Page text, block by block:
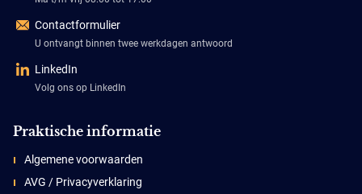
Contactformulier
U ontvangt binnen twee werkdagen antwoord
LinkedIn
Volg ons op LinkedIn
Praktische informatie
Algemene voorwaarden
AVG / Privacyverklaring